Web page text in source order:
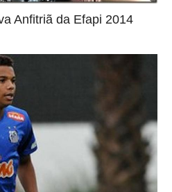
Anfitriã da Efapi 2014